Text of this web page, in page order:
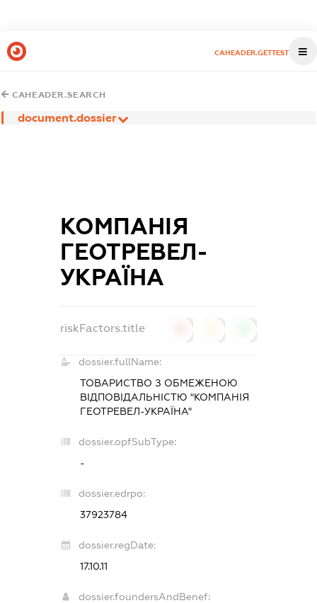
CAHEADER.GETTEST
CAHEADER.SEARCH
document.dossier
КОМПАНІЯ
ГЕОТРЕВЕЛ-
УКРАЇНА
riskFactors.title
dossier.fullName:
ТОВАРИСТВО З ОБМЕЖЕНОЮ
ВІДПОВІДАЛЬНІСТЮ "КОМПАНІЯ
ГЕОТРЕВЕЛ-УКРАЇНА"
dossier.opfSubType:
-
dossier.edrpo:
37923784
dossier.regDate:
17.10.11
dossier.foundersAndBenef: